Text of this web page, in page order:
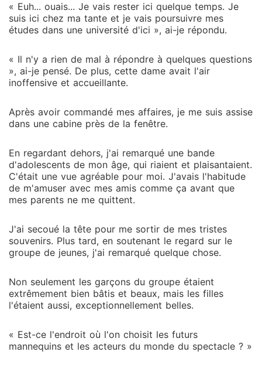
« Euh... ouais... Je vais rester ici quelque temps. Je
suis ici chez ma tante et je vais poursuivre mes
études dans une université d'ici », ai-je répondu.
« Il n'y a rien de mal à répondre à quelques questions
», ai-je pensé. De plus, cette dame avait l'air
inoffensive et accueillante.
Après avoir commandé mes affaires, je me suis assise
dans une cabine près de la fenêtre.
En regardant dehors, j'ai remarqué une bande
d'adolescents de mon âge, qui riaient et plaisantaient.
C'était une vue agréable pour moi. J'avais l'habitude
de m'amuser avec mes amis comme ça avant que
mes parents ne me quittent.
J'ai secoué la tête pour me sortir de mes tristes
souvenirs. Plus tard, en soutenant le regard sur le
groupe de jeunes, j'ai remarqué quelque chose.
Non seulement les garçons du groupe étaient
extrêmement bien bâtis et beaux, mais les filles
l'étaient aussi, exceptionnellement belles.
« Est-ce l'endroit où l'on choisit les futurs
mannequins et les acteurs du monde du spectacle ? »